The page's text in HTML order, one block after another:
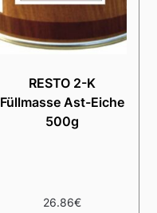
RESTO 2-K
Füllmasse Ast-Eiche
500g
26.86€